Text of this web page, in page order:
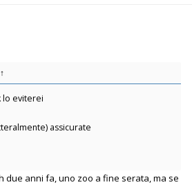
↑
lo eviterei
assicurate
due anni fa, uno zoo a fine serata, ma se